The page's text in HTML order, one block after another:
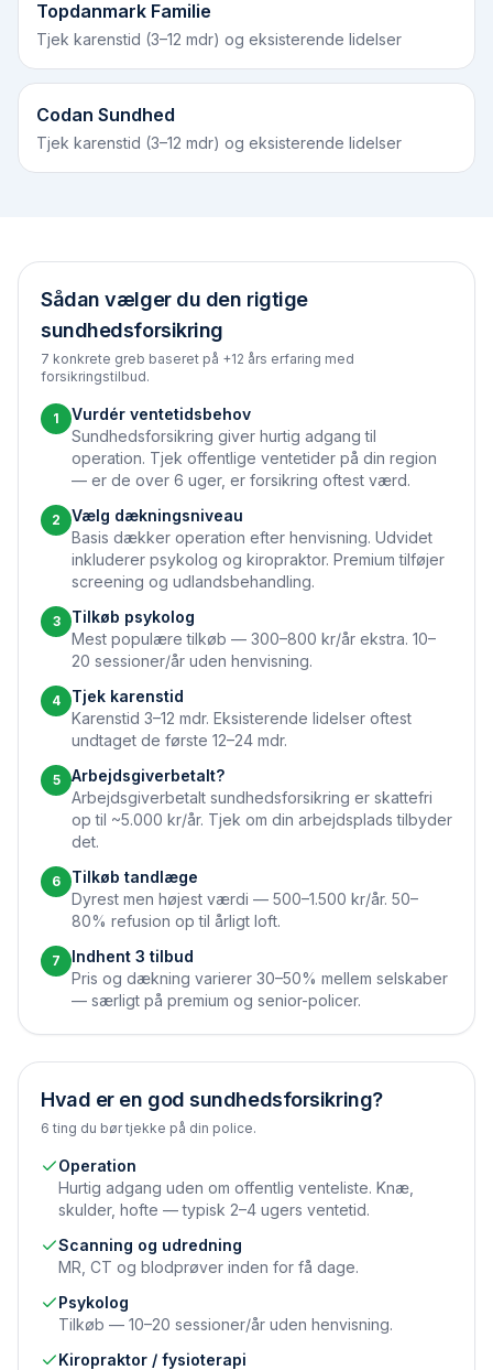
Topdanmark Familie
Tjek karenstid (3–12 mdr) og eksisterende lidelser
Codan Sundhed
Tjek karenstid (3–12 mdr) og eksisterende lidelser
Sådan vælger du den rigtige
sundhedsforsikring
7 konkrete greb baseret på +12 års erfaring med
forsikringstilbud.
1
Vurdér ventetidsbehov
Sundhedsforsikring giver hurtig adgang til
operation. Tjek offentlige ventetider på din region
— er de over 6 uger, er forsikring oftest værd.
2
Vælg dækningsniveau
Basis dækker operation efter henvisning. Udvidet
inkluderer psykolog og kiropraktor. Premium tilføjer
screening og udlandsbehandling.
3
Tilkøb psykolog
Mest populære tilkøb — 300–800 kr/år ekstra. 10–
20 sessioner/år uden henvisning.
4
Tjek karenstid
Karenstid 3–12 mdr. Eksisterende lidelser oftest
undtaget de første 12–24 mdr.
5
Arbejdsgiverbetalt?
Arbejdsgiverbetalt sundhedsforsikring er skattefri
op til ~5.000 kr/år. Tjek om din arbejdsplads tilbyder
det.
6
Tilkøb tandlæge
Dyrest men højest værdi — 500–1.500 kr/år. 50–
80% refusion op til årligt loft.
7
Indhent 3 tilbud
Pris og dækning varierer 30–50% mellem selskaber
— særligt på premium og senior-policer.
Hvad er en god sundhedsforsikring?
6 ting du bør tjekke på din police.
Operation
Hurtig adgang uden om offentlig venteliste. Knæ,
skulder, hofte — typisk 2–4 ugers ventetid.
Scanning og udredning
MR, CT og blodprøver inden for få dage.
Psykolog
Tilkøb — 10–20 sessioner/år uden henvisning.
Kiropraktor / fysioterapi